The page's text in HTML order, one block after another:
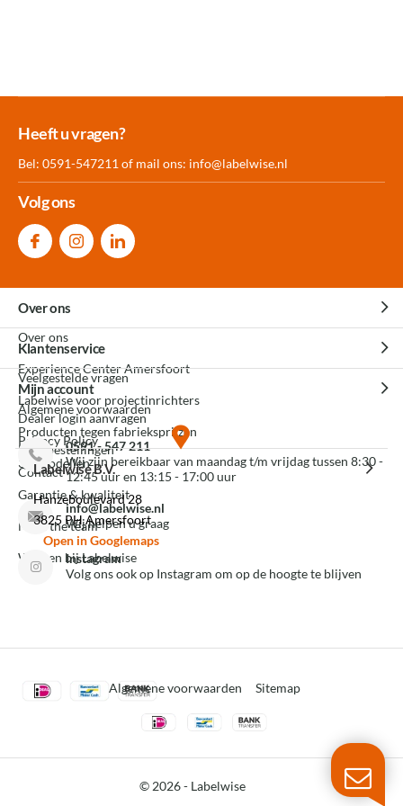
Meer dan 30.000
Heeft u vragen?
Bel: 0591-547211 of mail ons: info@labelwise.nl
Volg ons
Over ons
Over ons
Experience Center Amersfoort
Labelwise voor projectinrichters
Producten tegen fabrieksprijzen
3D modellen
Garantie & kwaliteit
Meet the team
Werken bij Labelwise
Klantenservice
Veelgestelde vragen
Algemene voorwaarden
Privacy Policy
Contact
Mijn account
Dealer login aanvragen
Mijn bestellingen
0591 - 547 211
Wij zijn bereikbaar van maandag t/m vrijdag tussen 8:30 -
12:45 uur en 13:15 - 17:00 uur
info@labelwise.nl
Wij helpen u graag
Instagram
Volg ons ook op Instagram om op de hoogte te blijven
Labelwise B.V.
Hanzeboulevard 28
3825 PH Amersfoort
Open in Googlemaps
© 2026 - Labelwise
Algemene voorwaarden Sitemap